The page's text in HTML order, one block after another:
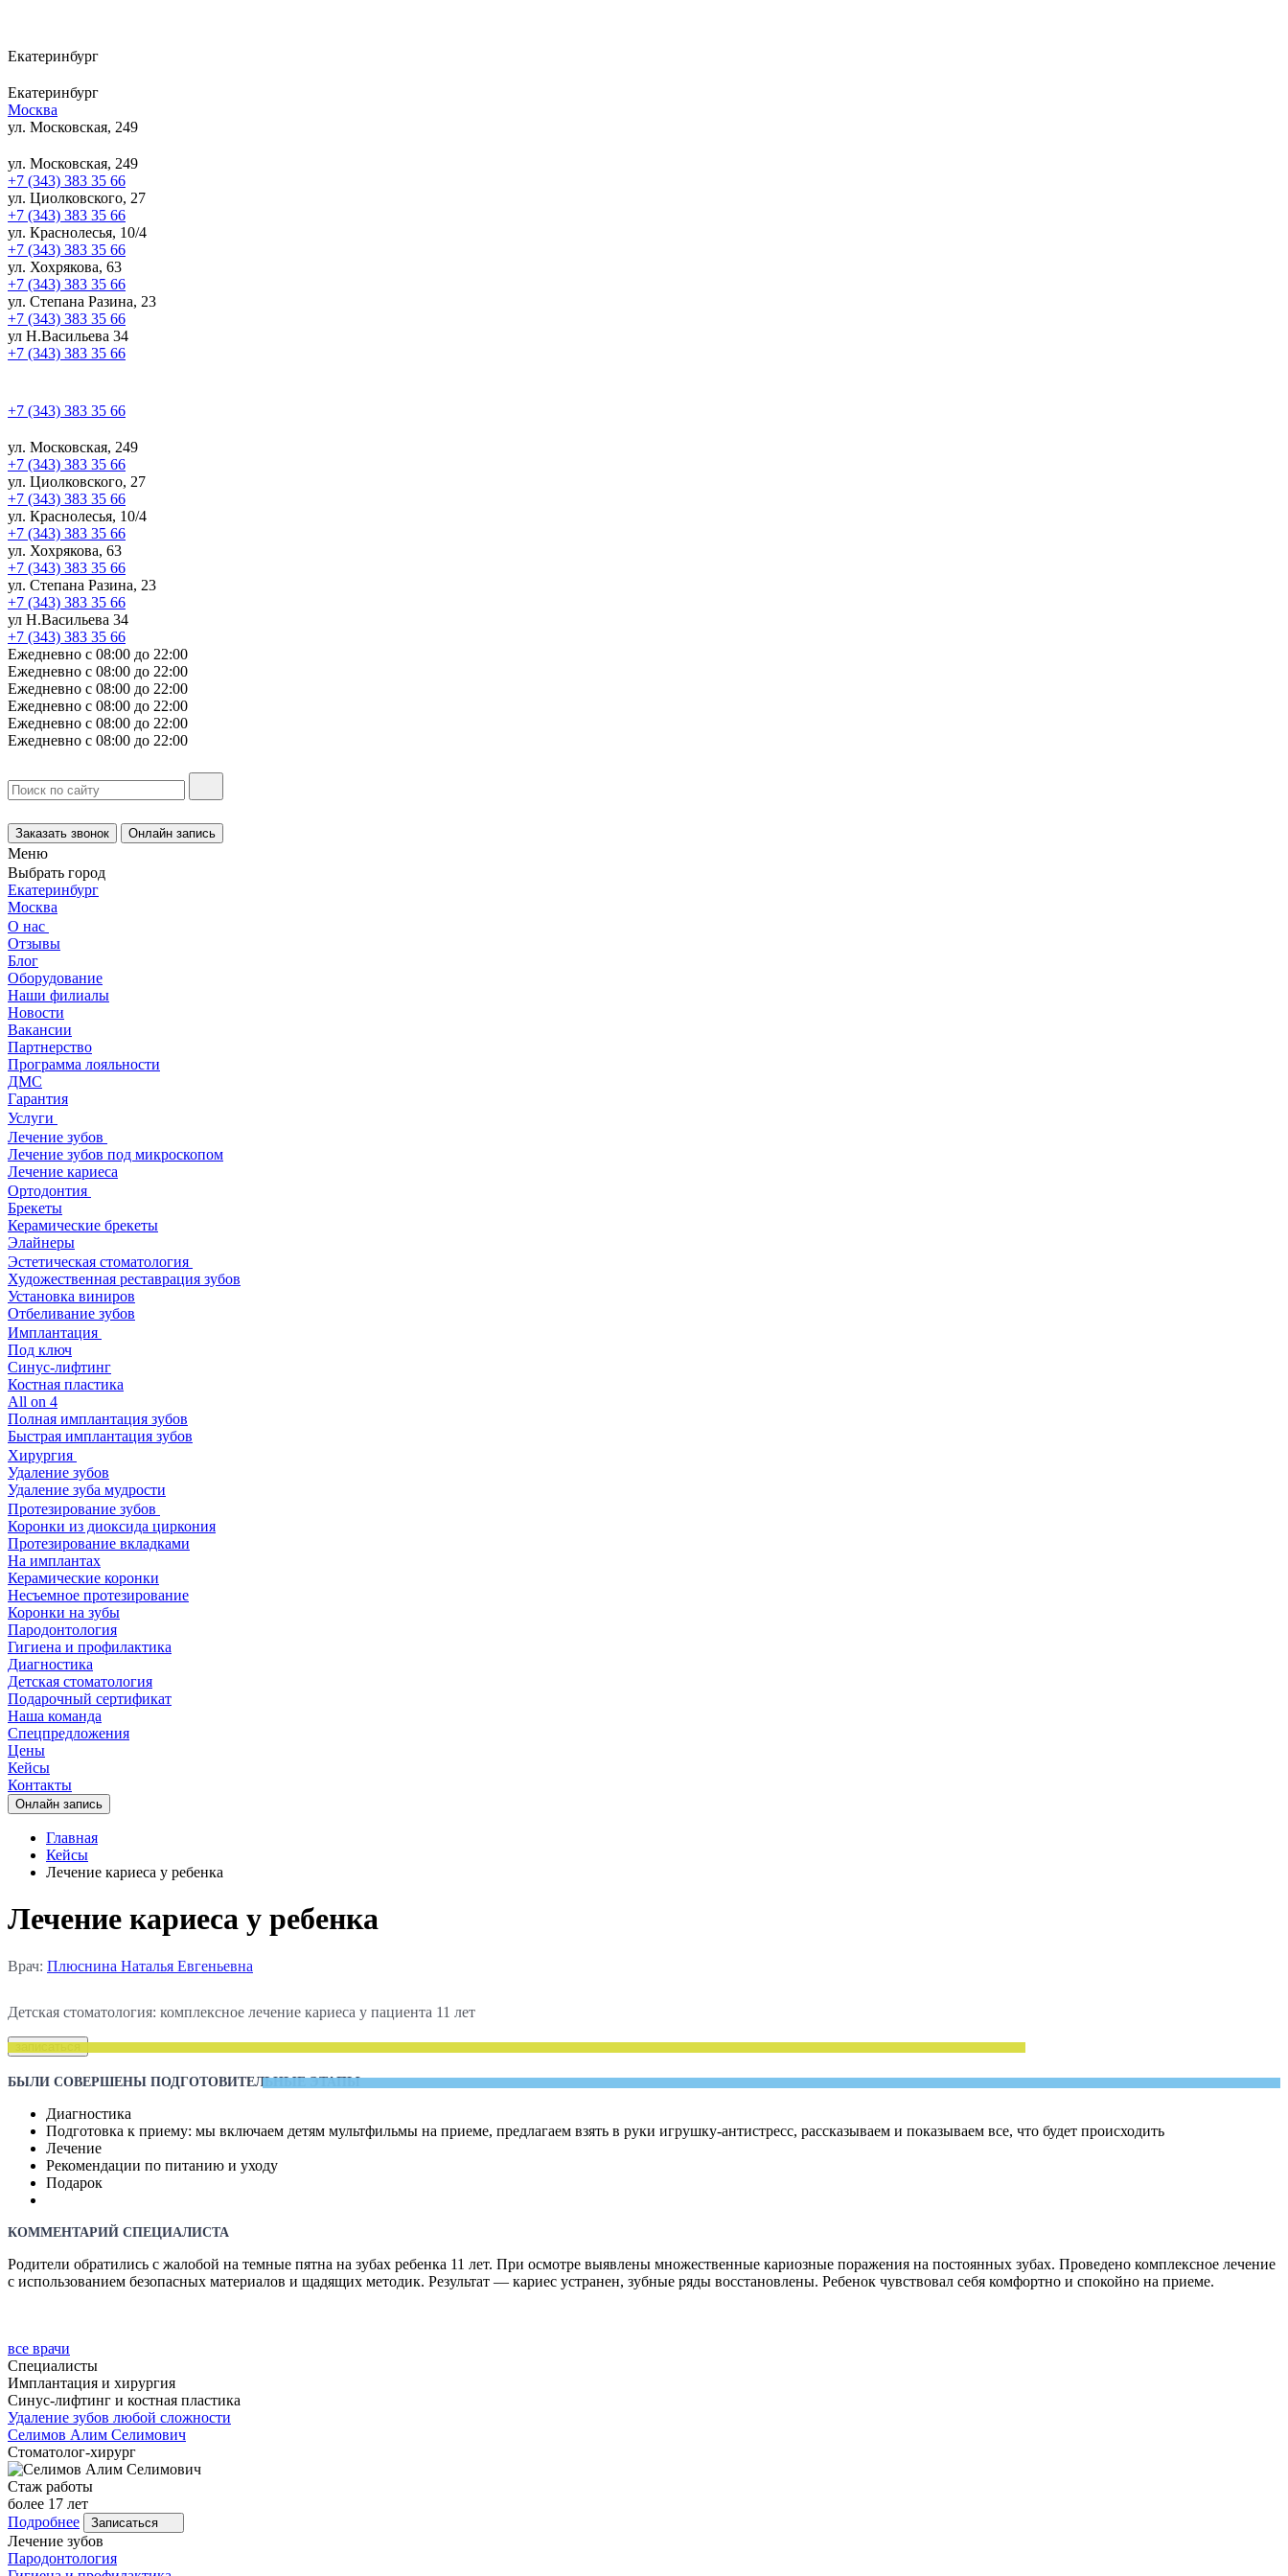
Екатеринбург
Екатеринбург
Москва
ул. Московская, 249
ул. Московская, 249
+7 (343) 383 35 66
ул. Циолковского, 27
+7 (343) 383 35 66
ул. Краснолесья, 10/4
+7 (343) 383 35 66
ул. Хохрякова, 63
+7 (343) 383 35 66
ул. Степана Разина, 23
+7 (343) 383 35 66
ул Н.Васильева 34
+7 (343) 383 35 66
+7 (343) 383 35 66
ул. Московская, 249
+7 (343) 383 35 66
ул. Циолковского, 27
+7 (343) 383 35 66
ул. Краснолесья, 10/4
+7 (343) 383 35 66
ул. Хохрякова, 63
+7 (343) 383 35 66
ул. Степана Разина, 23
+7 (343) 383 35 66
ул Н.Васильева 34
+7 (343) 383 35 66
Ежедневно с 08:00 до 22:00
Ежедневно с 08:00 до 22:00
Ежедневно с 08:00 до 22:00
Ежедневно с 08:00 до 22:00
Ежедневно с 08:00 до 22:00
Ежедневно с 08:00 до 22:00
Заказать звонок Онлайн запись
Меню
Выбрать город
Екатеринбург
Москва
О нас
Отзывы
Блог
Оборудование
Наши филиалы
Новости
Вакансии
Партнерство
Программа лояльности
ДМС
Гарантия
Услуги
Лечение зубов
Лечение зубов под микроскопом
Лечение кариеса
Ортодонтия
Брекеты
Керамические брекеты
Элайнеры
Эстетическая стоматология
Художественная реставрация зубов
Установка виниров
Отбеливание зубов
Имплантация
Под ключ
Синус-лифтинг
Костная пластика
All on 4
Полная имплантация зубов
Быстрая имплантация зубов
Хирургия
Удаление зубов
Удаление зуба мудрости
Протезирование зубов
Коронки из диоксида циркония
Протезирование вкладками
На имплантах
Керамические коронки
Несъемное протезирование
Коронки на зубы
Пародонтология
Гигиена и профилактика
Диагностика
Детская стоматология
Подарочный сертификат
Наша команда
Спецпредложения
Цены
Кейсы
Контакты
Oнлайн запись
Главная
Кейсы
Лечение кариеса у ребенка
Лечение кариеса у ребенка
Врач: Плюснина Наталья Евгеньевна
Детская стоматология: комплексное лечение кариеса у пациента 11 лет
записаться
БЫЛИ СОВЕРШЕНЫ ПОДГОТОВИТЕЛЬНЫЕ ЭТАПЫ
Диагностика
Подготовка к приему: мы включаем детям мультфильмы на приеме, предлагаем взять в руки игрушку-антистресс, рассказываем и показываем все, что будет происходить
Лечение
Рекомендации по питанию и уходу
Подарок
КОММЕНТАРИЙ СПЕЦИАЛИСТА
Родители обратились с жалобой на темные пятна на зубах ребенка 11 лет. При осмотре выявлены множественные кариозные поражения на постоянных зубах. Проведено комплексное лечение
с использованием безопасных материалов и щадящих методик. Результат — кариес устранен, зубные ряды восстановлены. Ребенок чувствовал себя комфортно и спокойно на приеме.
все врачи
Специалисты
Имплантация и хирургия
Синус-лифтинг и костная пластика
Удаление зубов любой сложности
Селимов Алим Селимович
Стоматолог-хирург
Стаж работы
более 17 лет
Подробнее
Записаться
Лечение зубов
Пародонтология